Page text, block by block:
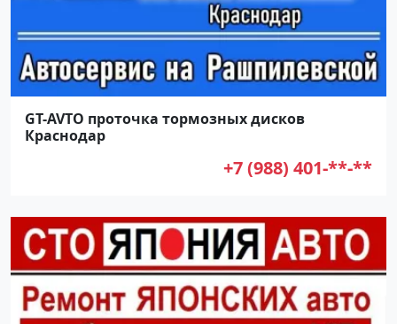
GT-AVTO проточка тормозных дисков
Краснодар
+7 (988) 401-**-**